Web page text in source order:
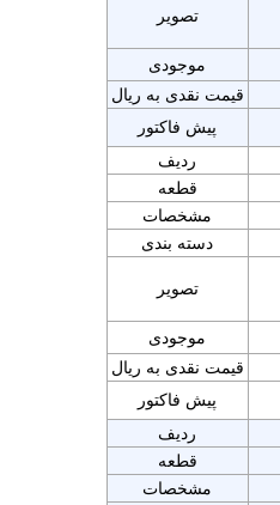
تصویر
موجودی
قیمت نقدی به ریال
پیش فاکتور
ردیف
قطعه
مشخصات
دسته بندی
تصویر
موجودی
قیمت نقدی به ریال
پیش فاکتور
ردیف
قطعه
مشخصات